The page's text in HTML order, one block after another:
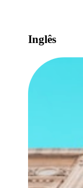
Inglês